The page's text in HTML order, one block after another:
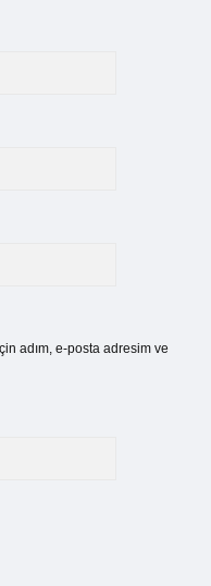
adım, e-posta adresim ve